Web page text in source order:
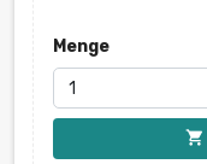
Menge
shopping_cart